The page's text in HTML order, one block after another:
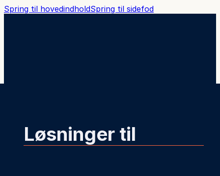
Spring til hovedindholdSpring til sidefod
Løsninger til